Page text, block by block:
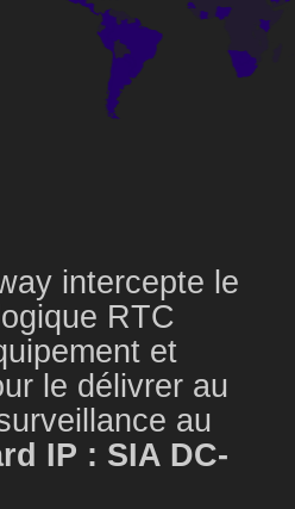
intercepte le
RTC
et
le délivrer au
au
IP : SIA DC-